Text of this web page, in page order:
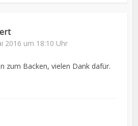
2016 um 18:10 Uhr
zum Backen, vielen Dank dafür.